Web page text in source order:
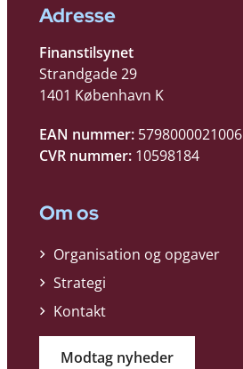
Adresse
Finanstilsynet
Strandgade 29
1401 København K
EAN nummer: 5798000021006
CVR nummer: 10598184
Om os
Organisation og opgaver
Strategi
Kontakt
Modtag nyheder